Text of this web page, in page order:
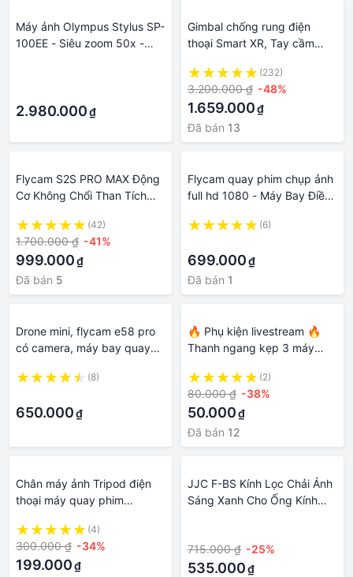
Máy ảnh Olympus Stylus SP-
100EE - Siêu zoom 50x -
2.980.000₫
Gimbal chống rung điện
thoại Smart XR, Tay cầm
phim máy ảnh tích hợp sạc
không dây
(232)
3.200.000 ₫ -48%
1.659.000₫
Đã bán 13
Flycam S2S PRO MAX Động
Cơ Không Chổi Than Tích
Plycam Quay Phim Chụp
Ảnh Trên Không
(42)
1.700.000 ₫ -41%
999.000₫
Đã bán 5
Flycam quay phim chụp ảnh
full hd 1080 - Máy Bay Điều
TXD-8S Thế Hệ Mới - CÓ
(6)
699.000₫
Đã bán 1
Drone mini, flycam e58 pro
có camera, máy bay quay
camera 4k, may bay dieu
(8)
650.000₫
🔥 Phụ kiện livestream 🔥
Thanh ngang kẹp 3 máy
phim chụp ảnh(2)
80.000 ₫ -38%
50.000₫
Đã bán 12
Chân máy ảnh Tripod điện
thoại máy quay phim
hãng tặng kèm kẹp điện
thoại và điều khiển
(4)
300.000 ₫ -34%
199.000₫
JJC F-BS Kính Lọc Chải Ánh
Sáng Xanh Cho Ống Kính
Ảnh Streak Màu Xanh Lam
Kéo Dài Như Rạp Chiếu Phim
715.000 ₫ -25%
535.000₫